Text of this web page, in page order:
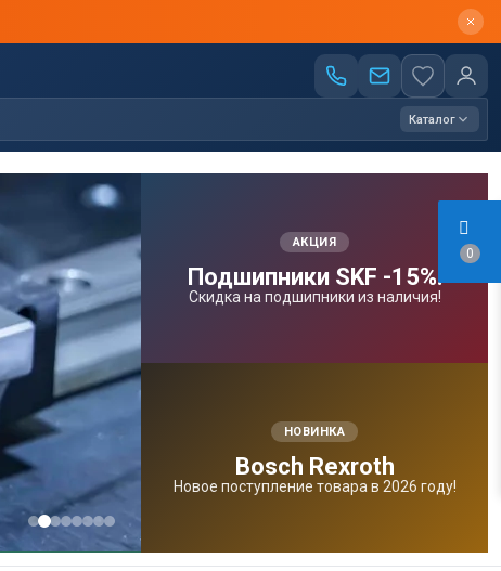
0
Каталог
АКЦИЯ
Подшипники SKF -15%!
Скидка на подшипники из наличия!
НОВИНКА
Bosсh Rexroth
Новое поступление товара в 2026 году!